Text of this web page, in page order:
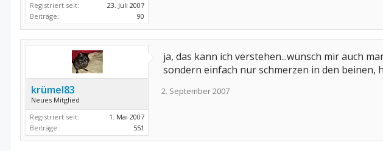
Registriert seit:
23. Juli 2007
Beiträge:
90
krümel83
Neues Mitglied
Registriert seit:
1. Mai 2007
Beiträge:
551
ja, das kann ich verstehen...wünsch mir auch
sondern einfach nur schmerzen in den beinen,
2. September 2007